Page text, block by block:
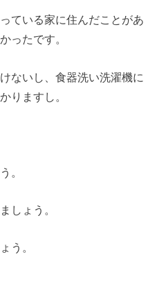
ている家に住んだことがあ
ったです。
ないし、食器洗い洗濯機に
りますし。
。
しょう。
う。